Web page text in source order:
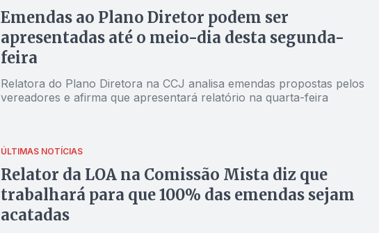
Emendas ao Plano Diretor podem ser
apresentadas até o meio-dia desta segunda-
feira
Relatora do Plano Diretora na CCJ analisa emendas propostas pelos
vereadores e afirma que apresentará relatório na quarta-feira
ÚLTIMAS NOTÍCIAS
Relator da LOA na Comissão Mista diz que
trabalhará para que 100% das emendas sejam
acatadas